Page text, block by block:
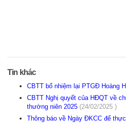
Tin khác
CBTT bổ nhiệm lại PTGĐ Hoàng
CBTT Nghị quyết của HĐQT về
thường niên 2025 (24/02/2025 )
Thông báo về Ngày ĐKCC để